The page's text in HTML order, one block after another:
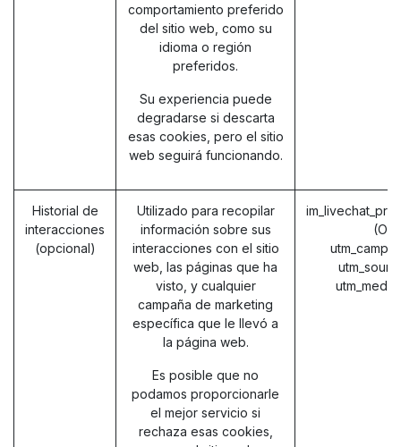
comportamiento preferido
del sitio web, como su
idioma o región
preferidos.
Su experiencia puede
degradarse si descarta
esas cookies, pero el sitio
web seguirá funcionando.
Historial de
interacciones
(opcional)
Utilizado para recopilar
información sobre sus
interacciones con el sitio
web, las páginas que ha
visto, y cualquier
campaña de marketing
específica que le llevó a
la página web.
Es posible que no
podamos proporcionarle
el mejor servicio si
rechaza esas cookies,